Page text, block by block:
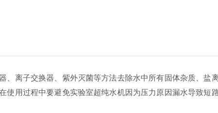
离子交换器、紫外灭菌等方法去除水中所有固体杂质、盐
用过程中要避免实验室超纯水机因为压力原因漏水导致短